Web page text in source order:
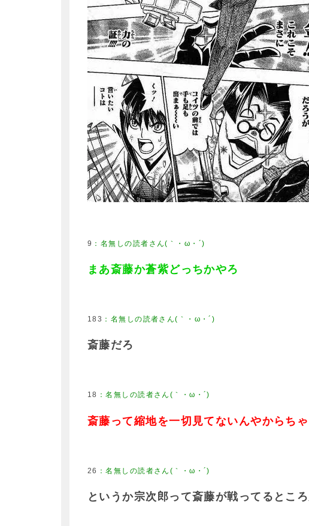
9
まあ斎藤か蒼紫どっちかやろ
183
斎藤だろ
18
斎藤って縮地を一切見てないんやからち
26
というか宗次郎って斎藤が戦ってるとこ